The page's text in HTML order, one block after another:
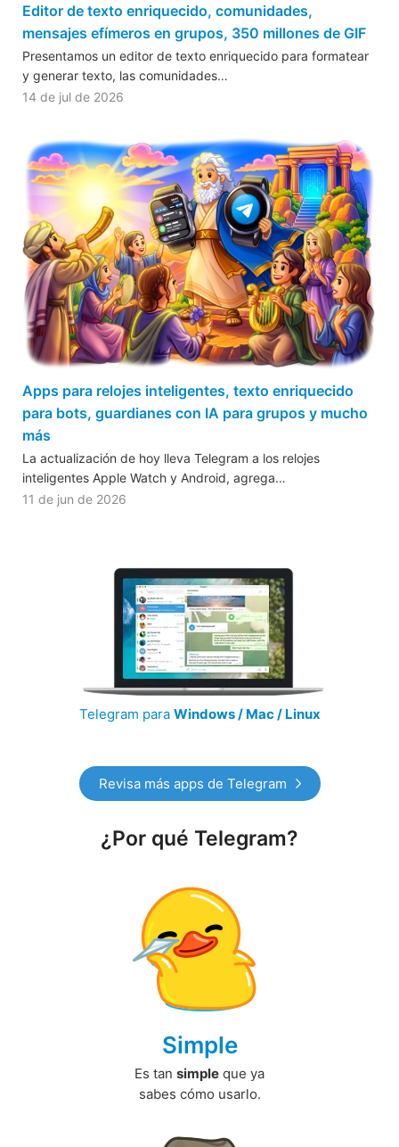
Editor de texto enriquecido, comunidades,
mensajes efímeros en grupos, 350 millones de GIF
Presentamos un editor de texto enriquecido para formatear
y generar texto, las comunidades…
14 de jul de 2026
Apps para relojes inteligentes, texto enriquecido
para bots, guardianes con IA para grupos y mucho
más
La actualización de hoy lleva Telegram a los relojes
inteligentes Apple Watch y Android, agrega…
11 de jun de 2026
Telegram para Windows / Mac / Linux
Revisa más apps de Telegram
¿Por qué Telegram?
Simple
Es tan simple que ya
sabes cómo usarlo.